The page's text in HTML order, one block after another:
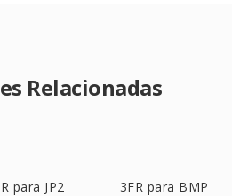
Relacionadas
para JP2 3FR para BMP